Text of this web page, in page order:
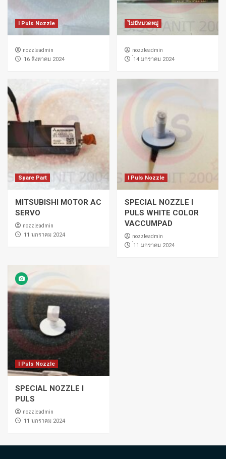
I Puls Nozzle
nozzleadmin
่16 สิงหาคม 2024
ไม่มีหมวดหมู่
nozzleadmin
่14 มกราคม 2024
Spare Part
MITSUBISHI MOTOR AC
SERVO
nozzleadmin
่11 มกราคม 2024
I Puls Nozzle
SPECIAL NOZZLE I
PULS WHITE COLOR
VACCUMPAD
nozzleadmin
่11 มกราคม 2024
I Puls Nozzle
SPECIAL NOZZLE I
PULS
nozzleadmin
่11 มกราคม 2024